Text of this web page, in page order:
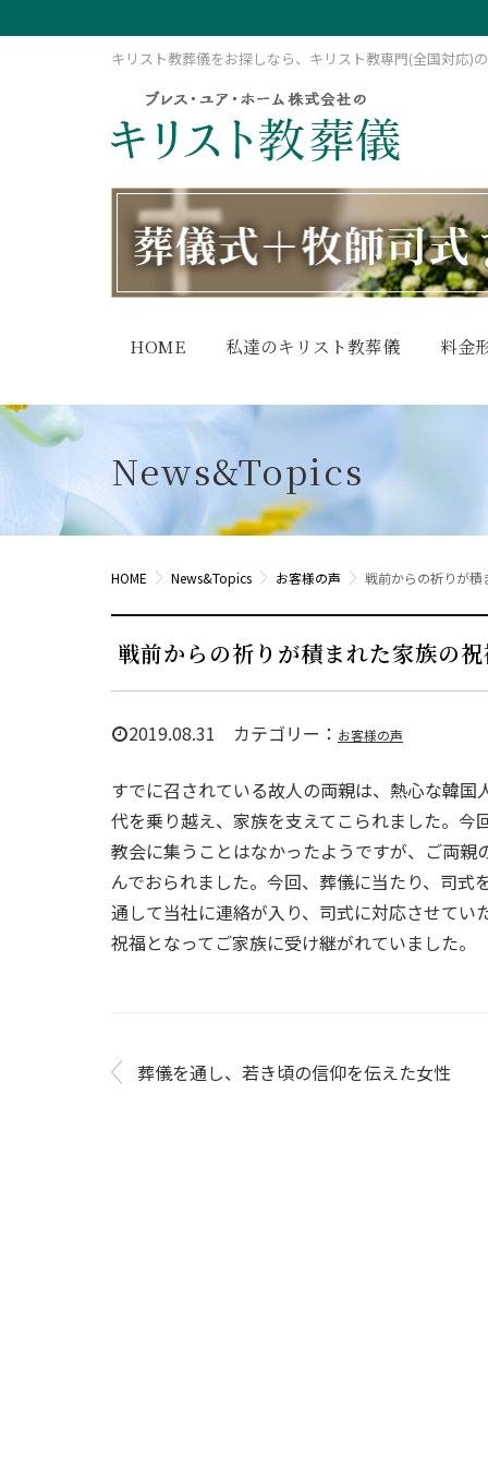
キリスト教葬儀をお探しなら、キリスト教専門(全国対応)
HOME 私達のキリスト教葬儀 料金
News&Topics
HOME News&Topics お客様の声 戦前からの祈りが積
戦前からの祈りが積まれた家族の
2019.08.31 カテゴリー： お客様の声
すでに召されている故人の両親は、熱心な韓
代を乗り越え、家族を支えてこられました。
教会に集うことはなかったようですが、ご両
んでおられました。今回、葬儀に当たり、司
通して当社に連絡が入り、司式に対応させて
祝福となってご家族に受け継がれていました。
葬儀を通し、若き頃の信仰を伝えた女性